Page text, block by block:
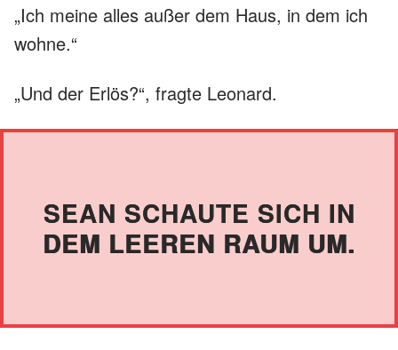
„Ich meine alles außer dem Haus, in dem ich
wohne.“
„Und der Erlös?“, fragte Leonard.
SEAN SCHAUTE SICH IN
DEM LEEREN RAUM UM.